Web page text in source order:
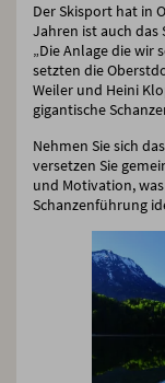
Der Skisport hat in
Jahren ist auch das
„Die Anlage die wir
setzten die
Weiler und Heini
gigantische
Nehmen Sie sich
versetzen Sie
und Motivation,
Schanzenführung